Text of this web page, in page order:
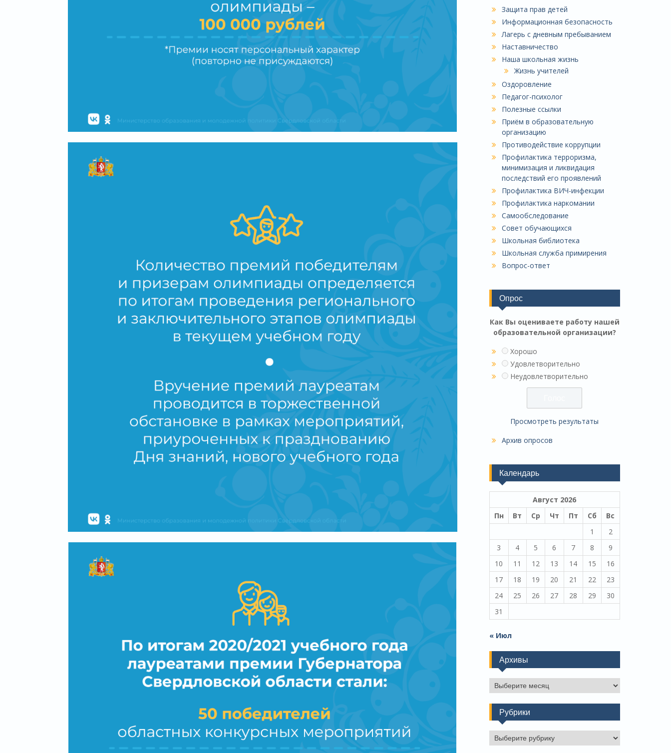
Защита прав детей
Информационная безопасность
Лагерь с дневным пребыванием
Наставничество
Наша школьная жизнь
Жизнь учителей
Оздоровление
Педагог-психолог
Полезные ссылки
Приём в образовательную
организацию
Противодействие коррупции
Профилактика терроризма,
минимизация и ликвидация
последствий его проявлений
Профилактика ВИЧ-инфекции
Профилактика наркомании
Самообследование
Совет обучающихся
Школьная библиотека
Школьная служба примирения
Вопрос-ответ
Опрос
Как Вы оцениваете работу нашей
образовательной организации?
Хорошо
Удовлетворительно
Неудовлетворительно
Просмотреть результаты
Архив опросов
Календарь
Август 2026
Пн
Вт Ср Чт Пт Сб
Вс
1
2
3
4 5 6 7 8
9
10
11 12 13 14 15
16
17
18 19 20 21 22
23
24
25 26 27 28 29
30
31
« Июл
Архивы
Архивы
Рубрики
Рубрики